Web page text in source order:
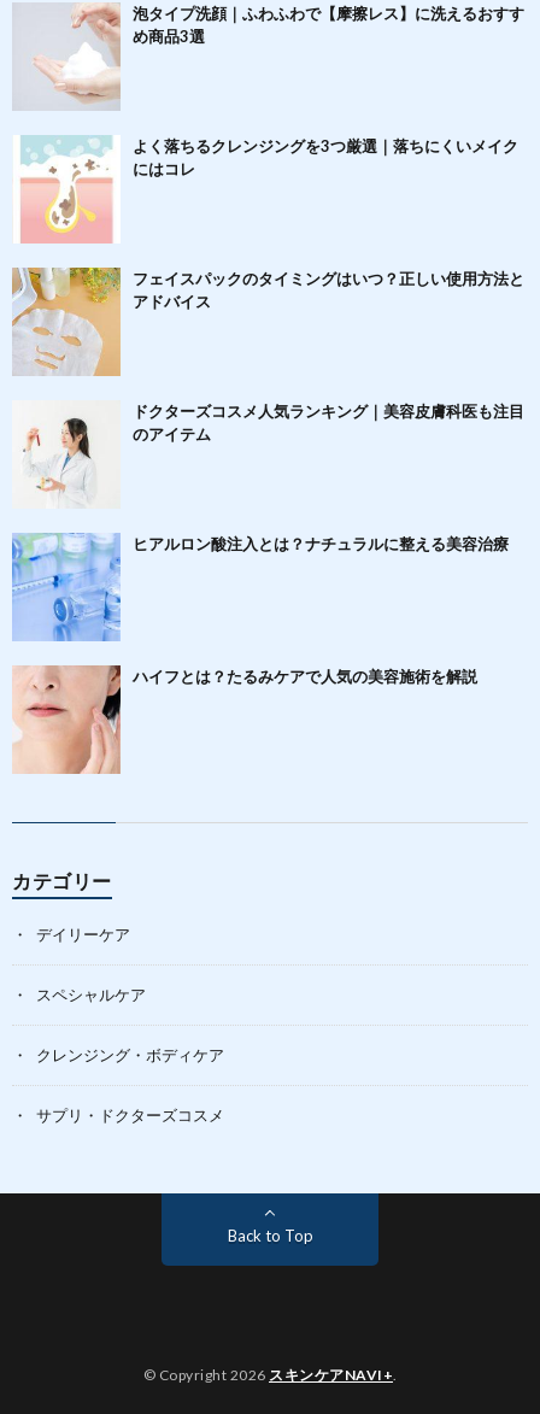
泡タイプ洗顔｜ふわふわで【摩擦レス】に洗えるおすす
め商品3選
よく落ちるクレンジングを3つ厳選｜落ちにくいメイク
にはコレ
フェイスパックのタイミングはいつ？正しい使用方法と
アドバイス
ドクターズコスメ人気ランキング｜美容皮膚科医も注目
のアイテム
ヒアルロン酸注入とは？ナチュラルに整える美容治療
ハイフとは？たるみケアで人気の美容施術を解説
カテゴリー
デイリーケア
スペシャルケア
クレンジング・ボディケア
サプリ・ドクターズコスメ
Back to Top
© Copyright 2026 スキンケアNAVI+